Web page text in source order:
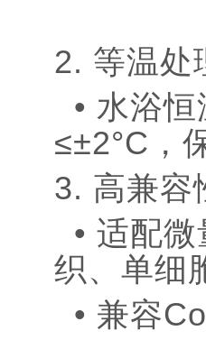
2. 等温
• 水浴
≤±2°C，
3. 高兼
• 适配
织、单细
• 兼容